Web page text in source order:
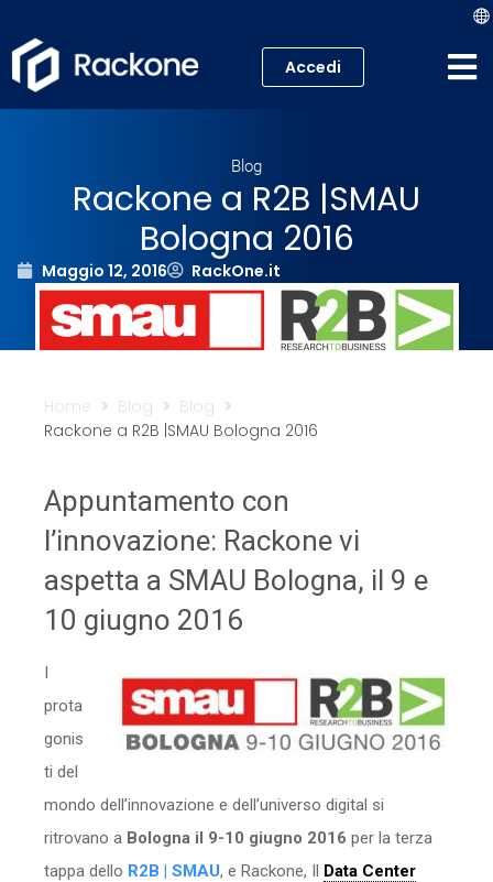
Server
Proxmox VE
Mail
Sicurezza
Servizi
Accedi
Blog
Rackone a R2B |SMAU
Bologna 2016
Maggio 12, 2016 RackOne.it
Home Blog
Blog
Rackone a R2B |SMAU Bologna 2016
Appuntamento con
l’innovazione: Rackone vi
aspetta a SMAU Bologna, il 9 e
10 giugno 2016
I
prota
gonis
ti del
mondo dell’innovazione e dell’universo digital si
ritrovano a Bologna il 9-10 giugno 2016 per la terza
tappa dello R2B | SMAU, e Rackone, Il Data Center